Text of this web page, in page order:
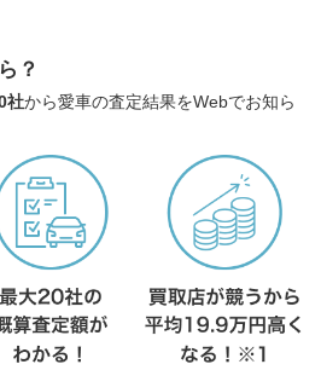
？
社から愛車の査定結果をWebでお知ら